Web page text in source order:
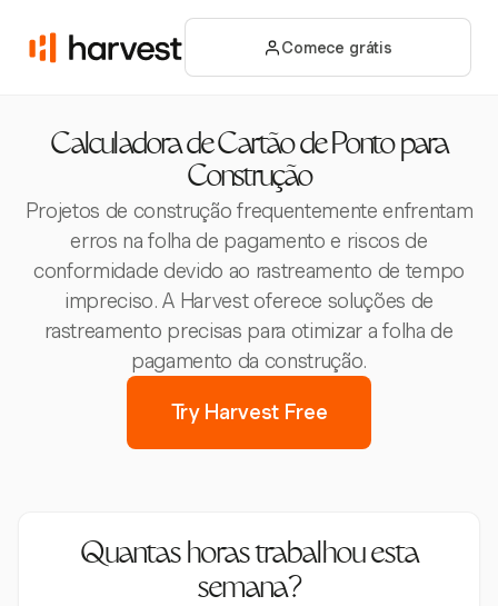
Comece grátis
Calculadora de Cartão de Ponto para
Construção
Projetos de construção frequentemente enfrentam
erros na folha de pagamento e riscos de
conformidade devido ao rastreamento de tempo
impreciso. A Harvest oferece soluções de
rastreamento precisas para otimizar a folha de
pagamento da construção.
Try Harvest Free
Quantas horas trabalhou esta
semana?